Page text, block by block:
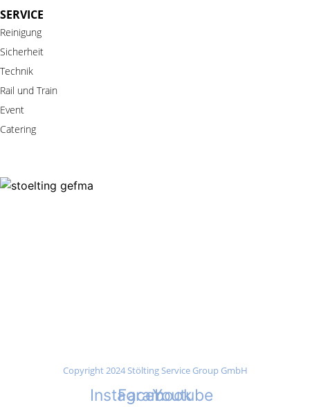
SERVICE
Reinigung
Sicherheit
Technik
Rail und Train
Event
Catering
Copyright 2024 Stölting Service Group GmbH
Instagram
Facebook
Youtube